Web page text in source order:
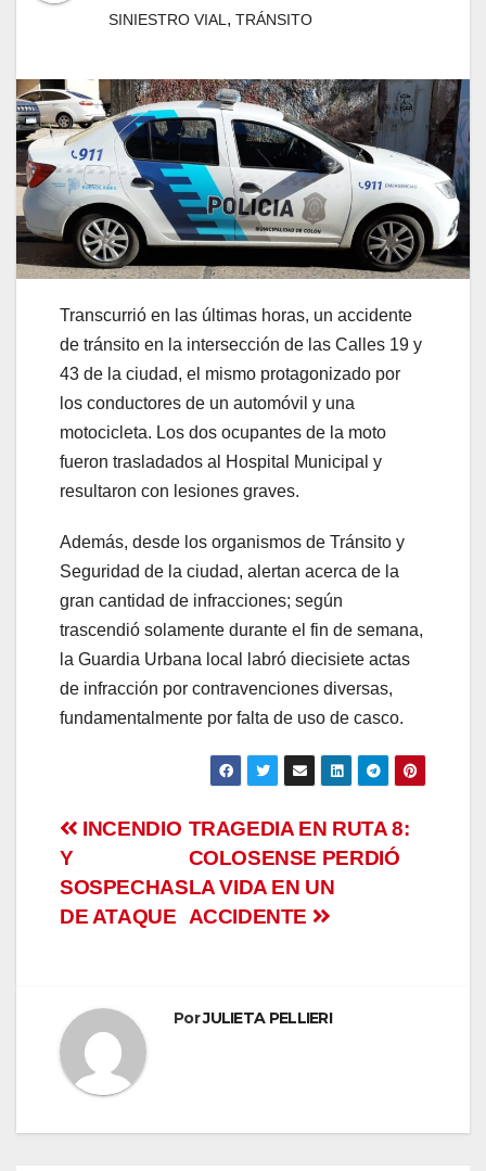
SINIESTRO VIAL, TRÁNSITO
Transcurrió en las últimas horas, un accidente
de tránsito en la intersección de las Calles 19 y
43 de la ciudad, el mismo protagonizado por
los conductores de un automóvil y una
motocicleta. Los dos ocupantes de la moto
fueron trasladados al Hospital Municipal y
resultaron con lesiones graves.
Además, desde los organismos de Tránsito y
Seguridad de la ciudad, alertan acerca de la
gran cantidad de infracciones; según
trascendió solamente durante el fin de semana,
la Guardia Urbana local labró diecisiete actas
de infracción por contravenciones diversas,
fundamentalmente por falta de uso de casco.
Navegación
de
entradas
TRAGEDIA EN RUTA 8:
COLOSENSE PERDIÓ
LA VIDA EN UN
ACCIDENTE
INCENDIO
Y
SOSPECHAS
DE ATAQUE
PorJULIETA PELLIERI